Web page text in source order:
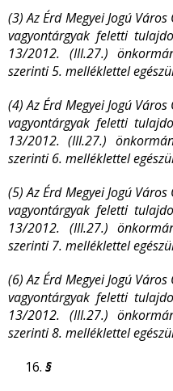
(3) Az Érd Megyei Jogú
vagyontárgyak feletti
13/2012. (III.27.)
szerinti 5. melléklettel
(4) Az Érd Megyei Jogú
vagyontárgyak feletti
13/2012. (III.27.)
szerinti 6. melléklettel
(5) Az Érd Megyei Jogú
vagyontárgyak feletti
13/2012. (III.27.)
szerinti 7. melléklettel
(6) Az Érd Megyei Jogú
vagyontárgyak feletti
13/2012. (III.27.)
szerinti 8. melléklettel
§